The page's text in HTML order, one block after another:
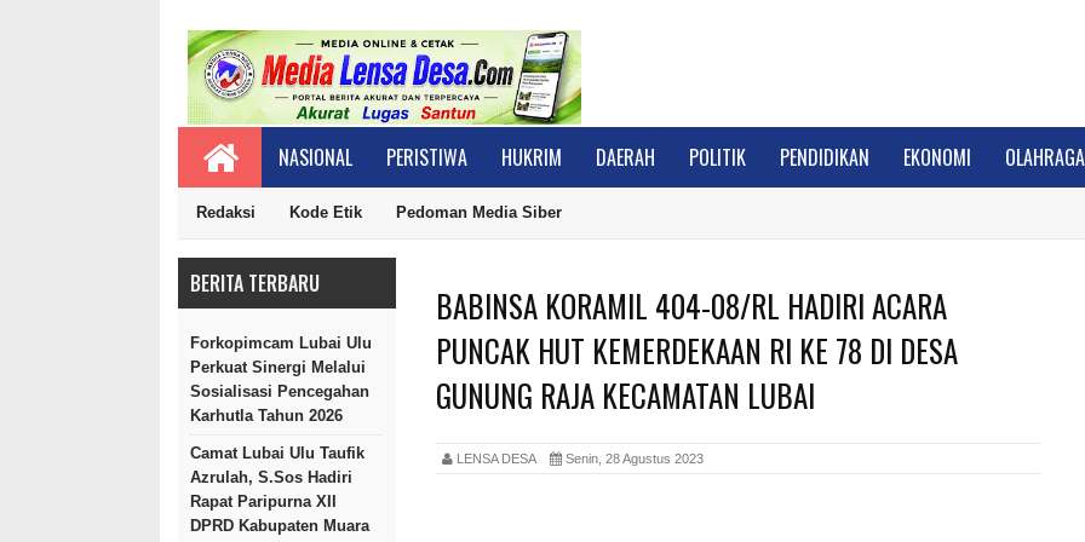
NASIONAL PERISTIWA HUKRIM DAERAH POLITIK PENDIDIKAN EKONOMI OLAHRAGA
Redaksi Kode Etik Pedoman Media Siber
BERITA TERBARU
Forkopimcam Lubai Ulu
Perkuat Sinergi Melalui
Sosialisasi Pencegahan
Karhutla Tahun 2026
Camat Lubai Ulu Taufik
Azrulah, S.Sos Hadiri
Rapat Paripurna XII
DPRD Kabupaten Muara
BABINSA KORAMIL 404-08/RL HADIRI ACARA
PUNCAK HUT KEMERDEKAAN RI KE 78 DI DESA
GUNUNG RAJA KECAMATAN LUBAI
LENSA DESA Senin, 28 Agustus 2023